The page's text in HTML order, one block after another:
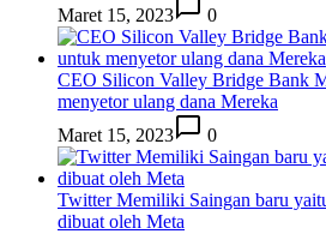
Maret 15, 2023
0
CEO Silicon Valley Bridge Bank
menyetor ulang dana Mereka
Maret 15, 2023
0
Twitter Memiliki Saingan baru
dibuat oleh Meta